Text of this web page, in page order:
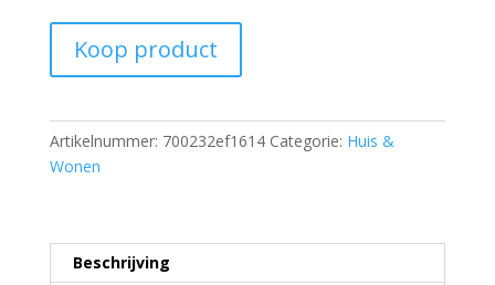
Koop product
Artikelnummer: 700232ef1614 Categorie: Huis &
Wonen
Beschrijving